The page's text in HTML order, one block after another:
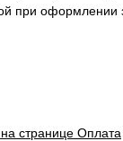
при оформлении
странице Оплата